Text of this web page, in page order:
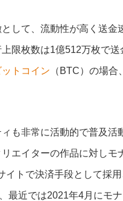
して、流動性が高く送金
限枚数は1億512万枚で
ットコイン （BTC）の場
も非常に活動的で普及活
エイターの作品に対し
イトで決済手段として採
最近では2021年4月にモ